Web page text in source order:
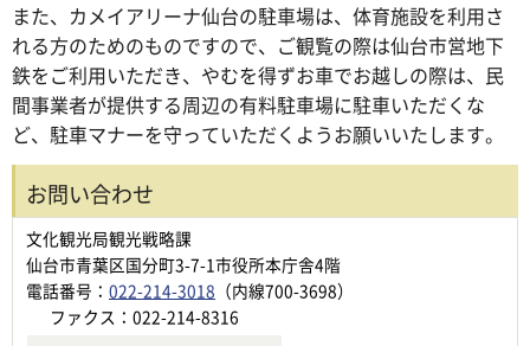
また、カメイアリーナ仙台の駐車場は、体育施設を利用さ
れる方のためのものですので、ご観覧の際は仙台市営地下
鉄をご利用いただき、やむを得ずお車でお越しの際は、民
間事業者が提供する周辺の有料駐車場に駐車いただくな
ど、駐車マナーを守っていただくようお願いいたします。
お問い合わせ
文化観光局観光戦略課
仙台市青葉区国分町3-7-1市役所本庁舎4階
電話番号： 022-214-3018 （内線700-3698）
ファクス：022-214-8316